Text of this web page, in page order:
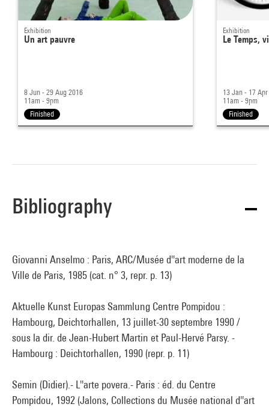
Exhibition
Un art pauvre
8 Jun - 29 Aug 2016
11am - 9pm
Finished
Exhibition
Le Temps,
13 Jan - 17
11am - 9pm
Finished
Bibliography
Giovanni Anselmo : Paris, ARC/Musée d''art moderne de la
Ville de Paris, 1985 (cat. n° 3, repr. p. 13)
Aktuelle Kunst Europas Sammlung Centre Pompidou :
Hambourg, Deichtorhallen, 13 juillet-30 septembre 1990 /
sous la dir. de Jean-Hubert Martin et Paul-Hervé Parsy. -
Hambourg : Deichtorhallen, 1990 (repr. p. 11)
Semin (Didier).- L''arte povera.- Paris : éd. du Centre
Pompidou, 1992 (Jalons, Collections du Musée national d''art